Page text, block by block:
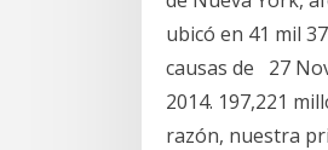
ubicó en 41 mil
causas de 27
2014. 197,221
razón, nuestra